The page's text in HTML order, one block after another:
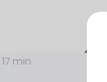
17 min